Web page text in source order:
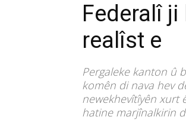
Federalî
realîst e
Pergaleke kanton û
komên di nava hev
newekhevîtîyên xurt
hatine marjînalkirin